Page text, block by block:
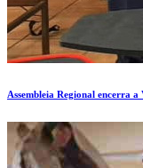
Assembleia Regional encerra